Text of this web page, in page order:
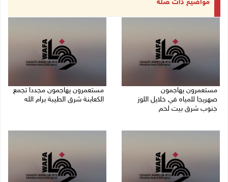
مواضيع ذات صلة
مستعمرون يهاجمون
صهريجا للمياه في خلايل اللوز
جنوب شرق بيت لحم
مستعمرون يهاجمون مجددا تجمع
الكعابنة شرق الطيبة برام الله